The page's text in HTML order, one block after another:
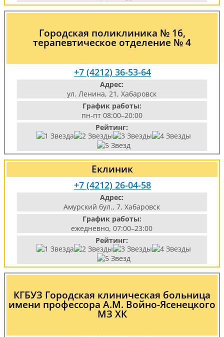
Городская поликлиника № 16,
терапевтическое отделение № 4
+7 (4212) 36-53-64
Адрес:
ул. Ленина, 21, Хабаровск
График работы:
пн-пт 08:00–20:00
Рейтинг:
Еклиник
+7 (4212) 26-04-58
Адрес:
Амурский бул., 7, Хабаровск
График работы:
ежедневно, 07:00–23:00
Рейтинг:
КГБУЗ Городская клиническая больница
имени профессора А.М. Войно-Ясенецкого
МЗ ХК